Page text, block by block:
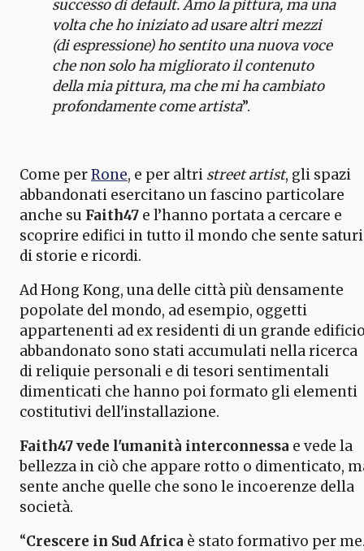
successo di default. Amo la pittura, ma una
volta che ho iniziato ad usare altri mezzi
(di espressione) ho sentito una nuova voce
che non solo ha migliorato il contenuto
della mia pittura, ma che mi ha cambiato
profondamente come artista”.
Come perRone, e per altri street artist, gli spazi
abbandonati esercitano un fascino particolare
anche su Faith47 e l’hanno portata a cercare e
scoprire edifici in tutto il mondo che sente saturi
di storie e ricordi.
Ad Hong Kong, una delle città più densamente
popolate del mondo, ad esempio, oggetti
appartenenti ad ex residenti di un grande
abbandonato sono stati accumulati nella ricerca
di reliquie personali e di tesori sentimentali
dimenticati che hanno poi formato gli elementi
costitutivi dell'installazione.
Faith47 vede l'umanità interconnessa e vede la
bellezza in ciò che appare rotto o dimenticato,
sente anche quelle che sono le incoerenze della
società.
“Crescere in Sud Africa è stato formativo per